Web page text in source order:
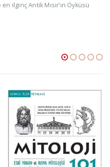
ilginç Antik Mısır’ın Öyküsü